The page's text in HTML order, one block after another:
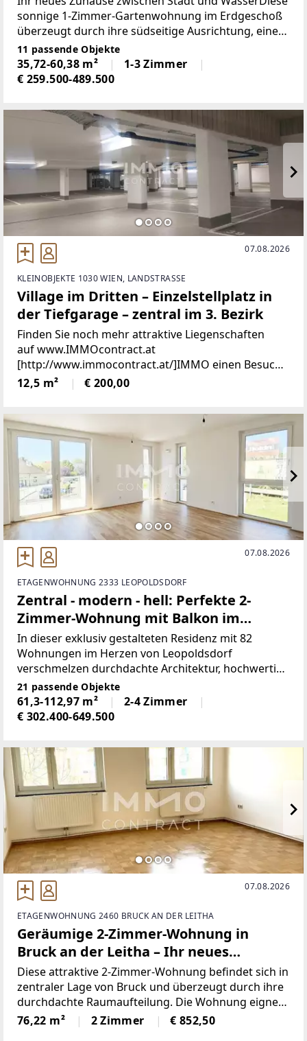
sonnige 1-Zimmer-Gartenwohnung im Erdgeschoß
überzeugt durch ihre südseitige Ausrichtung, eine
durchdachte Raumaufteilung und den privaten
Außenbereich. Bereits der großzügige Vorraum
bietet ein
11 passende Objekte
35,72-60,38 m²
1-3 Zimmer
€ 259.500-489.500
07.08.2026
KLEINOBJEKTE 1030 WIEN, LANDSTRASSE
Village im Dritten – Einzelstellplatz in
der Tiefgarage – zentral im 3. Bezirk
Finden Sie noch mehr attraktive Liegenschaften
auf www.IMMOcontract.at
[http://www.immocontract.at/]IMMO einen Besuch
wert.Infrastruktur / EntfernungenGesundheitArzt
<500mApotheke <1.000mKlinik
12,5 m² € 200,00
07.08.2026
ETAGENWOHNUNG 2333 LEOPOLDSDORF
Zentral - modern - hell: Perfekte 2-
Zimmer-Wohnung mit Balkon im
Erstbezug in grüner Anlage
In dieser exklusiv gestalteten Residenz mit 82
Wohnungen im Herzen von Leopoldsdorf
verschmelzen durchdachte Architektur, hochwertige
Materialien und großzügige Außenbereiche zu
einem einzigartigen Wohnambiente.Bei der
Konzeptionierung der Einheiten
21 passende Objekte
61,3-112,97 m²
2-4 Zimmer
€ 302.400-649.500
07.08.2026
ETAGENWOHNUNG 2460 BRUCK AN DER LEITHA
Geräumige 2-Zimmer-Wohnung in
Bruck an der Leitha – Ihr neues
Zuhause!
Diese attraktive 2-Zimmer-Wohnung befindet sich in
zentraler Lage von Bruck und überzeugt durch ihre
durchdachte Raumaufteilung. Die Wohnung eignet
sich ideal für Singles oder Paare, die urbanes
Wohnen mit hoher Lebensqualität verbinden
76,22 m² 2 Zimmer € 852,50